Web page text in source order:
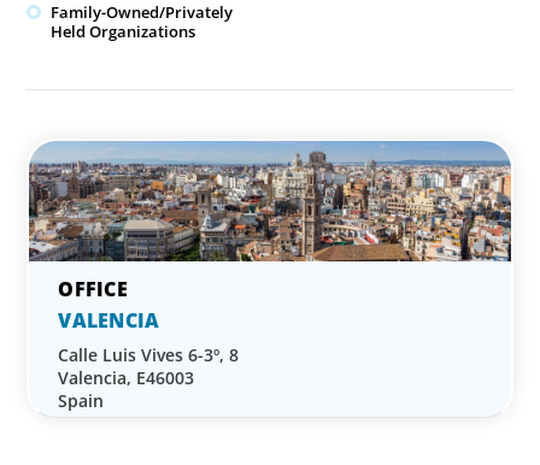
Family-Owned/Privately
Held Organizations
VALENCIA
Calle Luis Vives 6-3º, 8
Valencia, E46003
Spain